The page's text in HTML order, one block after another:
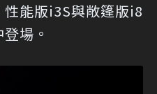
能版i3S與敞篷版i8
場。